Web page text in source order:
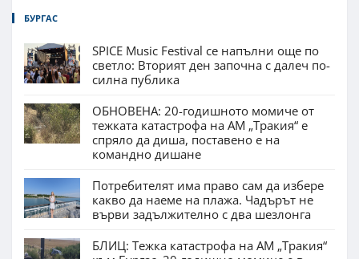
БУРГАС
SPICE Music Festival се напълни още по
светло: Вторият ден започна с далеч по-
силна публика
ОБНОВЕНА: 20-годишното момиче от
тежката катастрофа на АМ „Тракия“ е
спряло да диша, поставено е на
командно дишане
Потребителят има право сам да избере
какво да наеме на плажа. Чадърът не
върви задължително с два шезлонга
БЛИЦ: Тежка катастрофа на АМ „Тракия“